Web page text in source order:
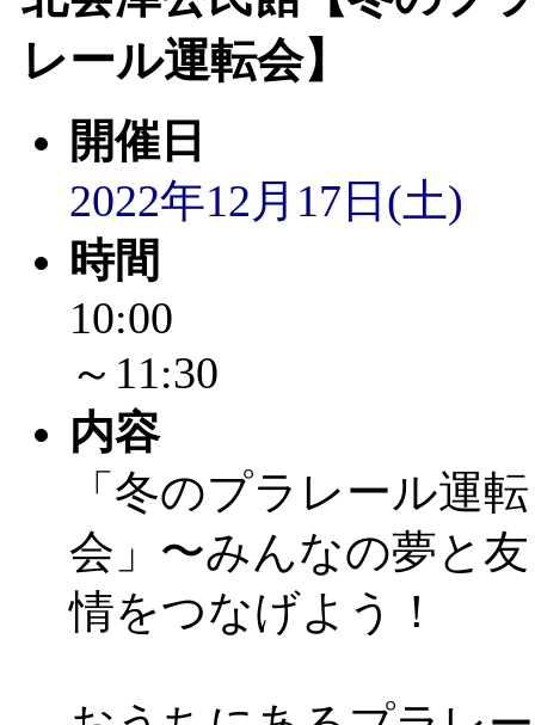
de 健康づくり」
レール運転会】
開催日
2022年12月17日(土)
時間
10:00
～11:30
内容
「冬のプラレール運転
会」〜みんなの夢と友
情をつなげよう！